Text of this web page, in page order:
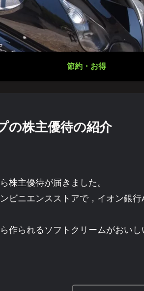
節約・お得
の株主優待の紹介
株主優待が届きました。
ビニエンスストアで，イオン銀
作られるソフトクリームがおいし